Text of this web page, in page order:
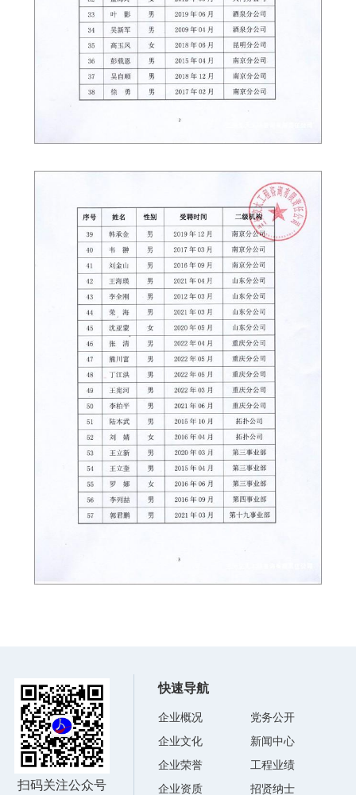
扫码关注公众号
快速导航
企业概况
党务公开
企业文化
新闻中心
企业荣誉
工程业绩
企业资质
招贤纳士